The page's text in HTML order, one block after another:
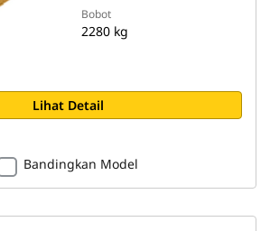
Bobot
2280 kg
Lihat Detail
Bandingkan Model